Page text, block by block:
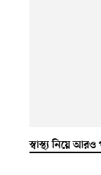
স্বাস্থ্য নিয়ে